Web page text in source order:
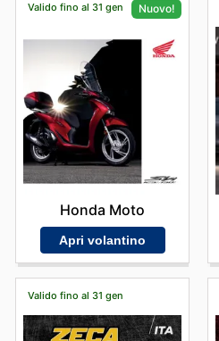
Valido fino al 31 gen Nuovo!
Honda Moto
Apri volantino
Valido fino al 31 gen